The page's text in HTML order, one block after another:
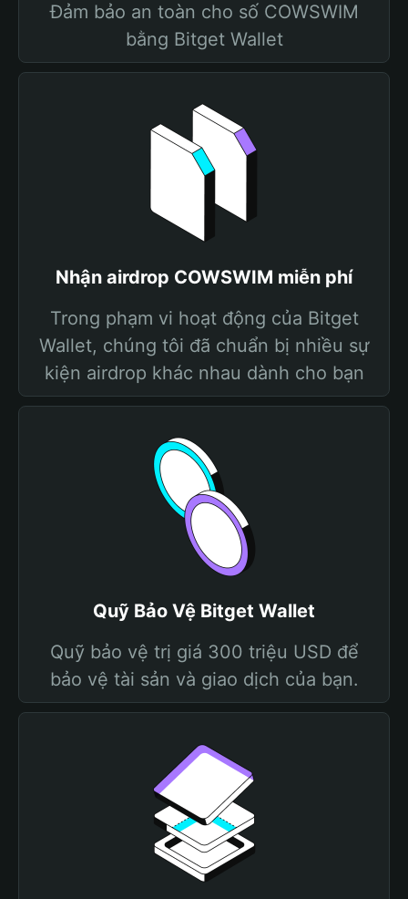
Đảm bảo an toàn cho số COWSWIM
bằng Bitget Wallet
Nhận airdrop COWSWIM miễn phí
Trong phạm vi hoạt động của Bitget
Wallet, chúng tôi đã chuẩn bị nhiều sự
kiện airdrop khác nhau dành cho bạn
Quỹ Bảo Vệ Bitget Wallet
Quỹ bảo vệ trị giá 300 triệu USD để
bảo vệ tài sản và giao dịch của bạn.